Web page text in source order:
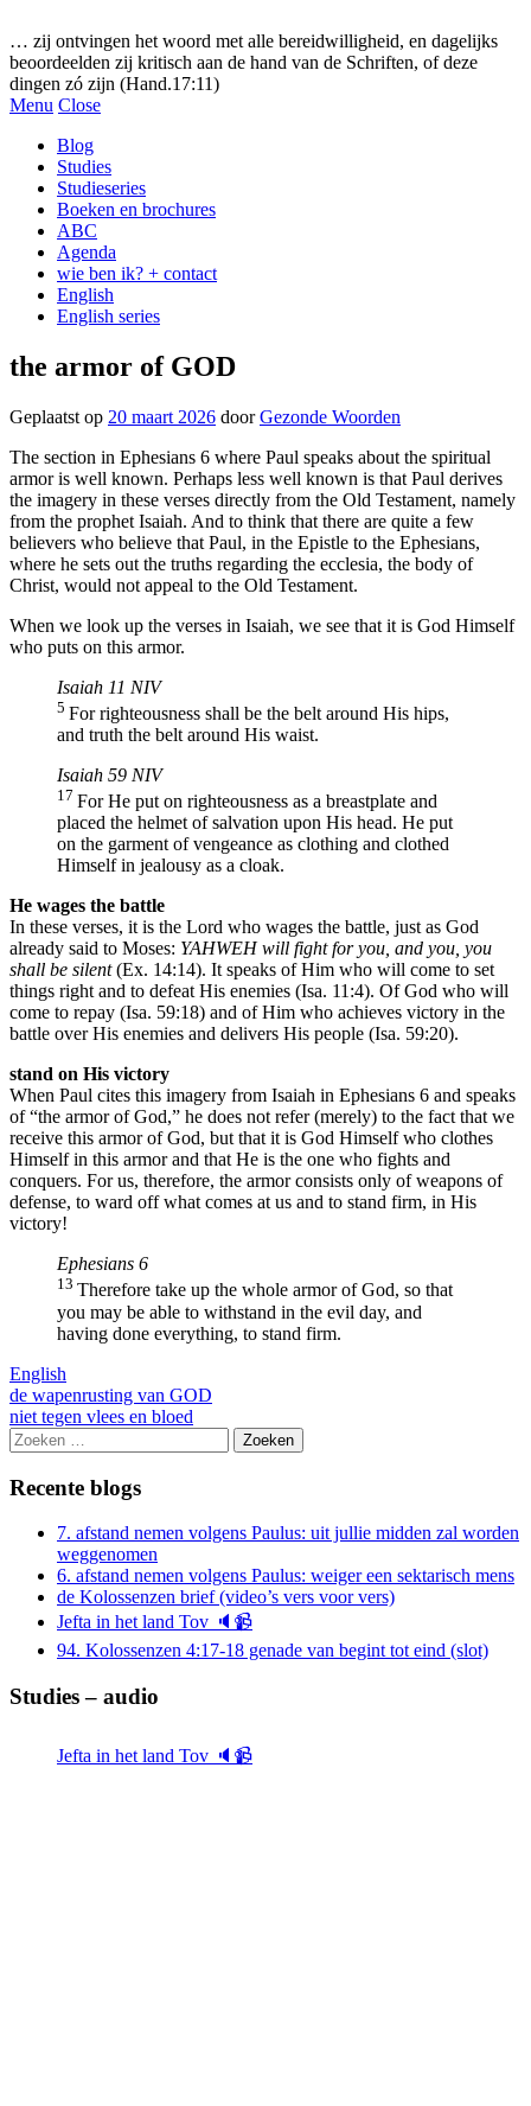
… zij ontvingen het woord met alle bereidwilligheid, en dagelijks
beoordeelden zij kritisch aan de hand van de Schriften, of deze
dingen zó zijn (Hand.17:11)
Menu Close
Blog
Studies
Studieseries
Boeken en brochures
ABC
Agenda
wie ben ik? + contact
English
English series
the armor of GOD
Geplaatst op 20 maart 2026 doorGezonde Woorden
The section in Ephesians 6 where Paul speaks about the spiritual
armor is well known. Perhaps less well known is that Paul derives
the imagery in these verses directly from the Old Testament, namely
from the prophet Isaiah. And to think that there are quite a few
believers who believe that Paul, in the Epistle to the Ephesians,
where he sets out the truths regarding the ecclesia, the body of
Christ, would not appeal to the Old Testament.
When we look up the verses in Isaiah, we see that it is God Himself
who puts on this armor.
Isaiah 11 NIV
5 For righteousness shall be the belt around His hips,
and truth the belt around His waist.
Isaiah 59 NIV
17 For He put on righteousness as a breastplate and
placed the helmet of salvation upon His head. He put
on the garment of vengeance as clothing and clothed
Himself in jealousy as a cloak.
He wages the battle
In these verses, it is the Lord who wages the battle, just as God
already said to Moses: YAHWEH will fight for you, and you, you
shall be silent(Ex. 14:14). It speaks of Him who will come to set
things right and to defeat His enemies (Isa. 11:4). Of God who will
come to repay (Isa. 59:18) and of Him who achieves victory in the
battle over His enemies and delivers His people (Isa. 59:20).
stand on His victory
When Paul cites this imagery from Isaiah in Ephesians 6 and speaks
of “the armor of God,” he does not refer (merely) to the fact that we
receive this armor of God, but that it is God Himself who clothes
Himself in this armor and that He is the one who fights and
conquers. For us, therefore, the armor consists only of weapons of
defense, to ward off what comes at us and to stand firm, in His
victory!
Ephesians 6
13 Therefore take up the whole armor of God, so that
you may be able to withstand in the evil day, and
having done everything, to stand firm.
English
Berichtnavigatie
de wapenrusting van GOD
niet tegen vlees en bloed
Zoeken
naar:
Recente blogs
7. afstand nemen volgens Paulus: uit jullie midden zal worden
weggenomen
6. afstand nemen volgens Paulus: weiger een sektarisch mens
de Kolossenzen brief (video’s vers voor vers)
Jefta in het land Tov 🔈📹
94. Kolossenzen 4:17-18 genade van begint tot eind (slot)
Studies – audio
Jefta in het land Tov 🔈📹